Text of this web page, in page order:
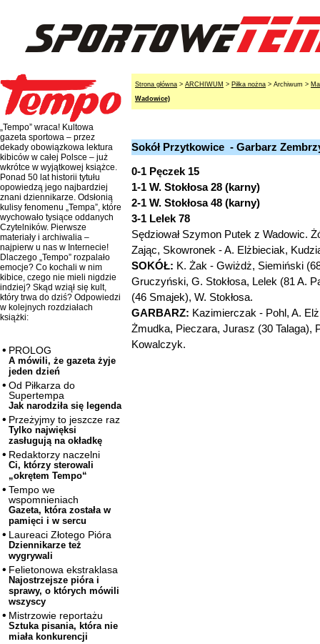
„Tempo” wraca! Kultowa
gazeta sportowa – przez
dekady obowiązkowa lektura
kibiców w całej Polsce – już
wkrótce w wyjątkowej książce.
Ponad 50 lat historii tytułu
opowiedzą jego najbardziej
znani dziennikarze. Odsłonią
kulisy fenomenu „Tempa”, które
wychowało tysiące oddanych
Czytelników. Pierwsze
materiały i archiwalia –
najpierw u nas w Internecie!
Dlaczego „Tempo” rozpalało
emocje? Co kochali w nim
kibice, czego nie mieli nigdzie
indziej? Skąd wziął się kult,
który trwa do dziś? Odpowiedzi
w kolejnych rozdziałach
książki:
PROLOG
A mówili, że gazeta żyje
jeden dzień
Od Piłkarza do
Supertempa
Jak narodziła się legenda
Przeżyjmy to jeszcze raz
Tylko najwięksi
zasługują na okładkę
Redaktorzy naczelni
Ci, którzy sterowali
„okrętem Tempo“
Tempo we
wspomnieniach
Gazeta, która została w
pamięci i w sercu
Laureaci Złotego Pióra
Dziennikarze też
wygrywali
Felietonowa ekstraklasa
Najostrzejsze pióra i
sprawy, o których mówili
wszyscy
Mistrzowie reportażu
Sztuka pisania, która nie
miała konkurencji
Strona główna > ARCHIWUM > Piłka nożna > Archiwum >
Wadowice)
Sokół Przytkowice - Garbarz
0-1 Pęczek 15
1-1 W. Stokłosa 28 (karny)
2-1 W. Stokłosa 48 (karny)
3-1 Lelek 78
Sędziował Szymon Putek z Wadowic.
Zając, Skowronek - A. Elżbieciak,
SOKÓŁ: K. Żak - Gwiżdż, Siemiński
Gruczyński, G. Stokłosa, Lelek (81 A.
(46 Smajek), W. Stokłosa.
GARBARZ: Kazimierczak - Pohl, A.
Żmudka, Pieczara, Jurasz (30 Talaga),
Kowalczyk.